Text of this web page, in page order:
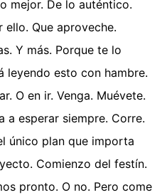
mejor. De lo auténtico.
ello. Que aproveche.
Y más. Porque te lo
leyendo esto con hambre.
O en ir. Venga. Muévete.
a esperar siempre. Corre.
único plan que importa
Comienzo del festín.
pronto. O no. Pero come